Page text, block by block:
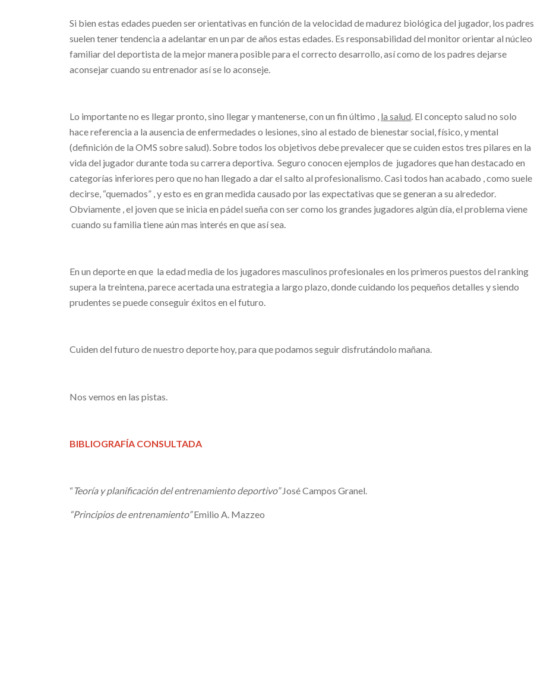
Si bien estas edades pueden ser orientativas en función de la velocidad de madurez biológica del jugador, los padres
suelen tener tendencia a adelantar en un par de años estas edades. Es responsabilidad del monitor orientar al núcleo
familiar del deportista de la mejor manera posible para el correcto desarrollo, así como de los padres dejarse
aconsejar cuando su entrenador así se lo aconseje.
Lo importante no es llegar pronto, sino llegar y mantenerse, con un fin último , la salud. El concepto salud no solo
hace referencia a la ausencia de enfermedades o lesiones, sino al estado de bienestar social, físico, y mental
(definición de la OMS sobre salud). Sobre todos los objetivos debe prevalecer que se cuiden estos tres pilares en la
vida del jugador durante toda su carrera deportiva. Seguro conocen ejemplos de jugadores que han destacado en
categorías inferiores pero que no han llegado a dar el salto al profesionalismo. Casi todos han acabado , como suele
decirse, “quemados” , y esto es en gran medida causado por las expectativas que se generan a su alrededor.
Obviamente , el joven que se inicia en pádel sueña con ser como los grandes jugadores algún día, el problema viene
cuando su familia tiene aún mas interés en que así sea.
En un deporte en que la edad media de los jugadores masculinos profesionales en los primeros puestos del ranking
supera la treintena, parece acertada una estrategia a largo plazo, donde cuidando los pequeños detalles y siendo
prudentes se puede conseguir éxitos en el futuro.
Cuiden del futuro de nuestro deporte hoy, para que podamos seguir disfrutándolo mañana.
Nos vemos en las pistas.
BIBLIOGRAFÍA CONSULTADA
“Teoría y planificación del entrenamiento deportivo”José Campos Granel.
“Principios de entrenamiento”Emilio A. Mazzeo